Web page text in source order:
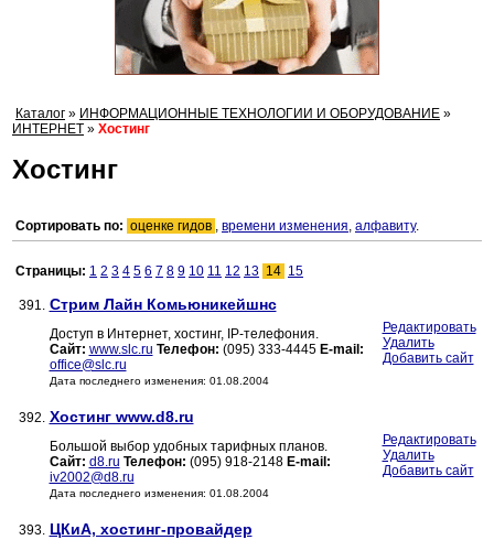
Каталог » ИНФОРМАЦИОННЫЕ ТЕХНОЛОГИИ И ОБОРУДОВАНИЕ »
ИНТЕРНЕТ » Хостинг
Хостинг
Сортировать по: оценке гидов , времени изменения, алфавиту.
Страницы: 1 2 3 4 5 6 7 8 9 10 11 12 13 14 15
391. Стрим Лайн Комьюникейшнс
Доступ в Интернет, хостинг, IP-телефония.
Сайт: www.slc.ru Телефон: (095) 333-4445 E-mail:
office@slc.ru
Дата последнего изменения: 01.08.2004
Редактировать
Удалить
Добавить сайт
392. Хостинг www.d8.ru
Большой выбор удобных тарифных планов.
Сайт: d8.ru Телефон: (095) 918-2148 E-mail:
iv2002@d8.ru
Дата последнего изменения: 01.08.2004
Редактировать
Удалить
Добавить сайт
393. ЦКиА, хостинг-провайдер